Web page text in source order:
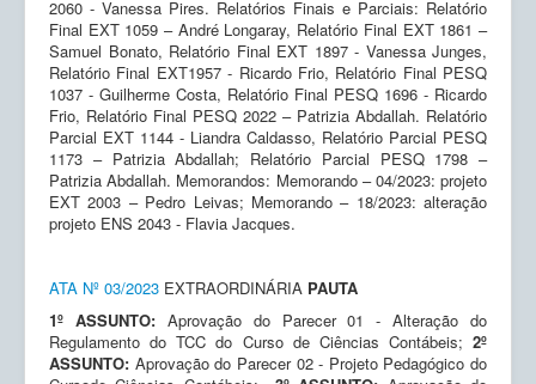
2060 - Vanessa Pires. Relatórios Finais e Parciais: Relatório
Final EXT 1059 – André Longaray, Relatório Final EXT 1861 –
Samuel Bonato, Relatório Final EXT 1897 - Vanessa Junges,
Relatório Final EXT1957 - Ricardo Frio, Relatório Final PESQ
1037 - Guilherme Costa, Relatório Final PESQ 1696 - Ricardo
Frio, Relatório Final PESQ 2022 – Patrizia Abdallah. Relatório
Parcial EXT 1144 - Liandra Caldasso, Relatório Parcial PESQ
1173 – Patrizia Abdallah; Relatório Parcial PESQ 1798 –
Patrizia Abdallah. Memorandos: Memorando – 04/2023: projeto
EXT 2003 – Pedro Leivas; Memorando – 18/2023: alteração
projeto ENS 2043 - Flavia Jacques.
ATA Nº 03/2023 EXTRAORDINÁRIA PAUTA
1º ASSUNTO: Aprovação do Parecer 01 - Alteração do
Regulamento do TCC do Curso de Ciências Contábeis; 2º
ASSUNTO: Aprovação do Parecer 02 - Projeto Pedagógico do